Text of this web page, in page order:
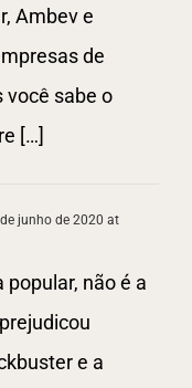
Ambev e
de
você sabe o
[…]
junho de 2020 at
não é a
e a